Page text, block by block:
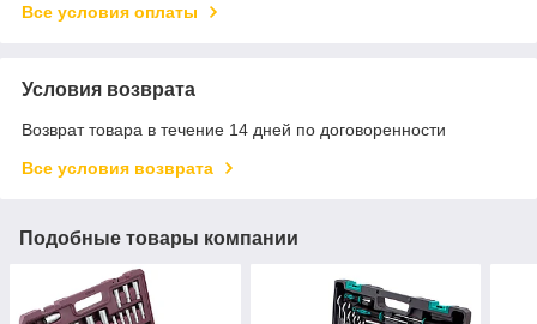
Все условия оплаты
Условия возврата
Возврат товара в течение 14 дней по договоренности
Все условия возврата
Подобные товары компании